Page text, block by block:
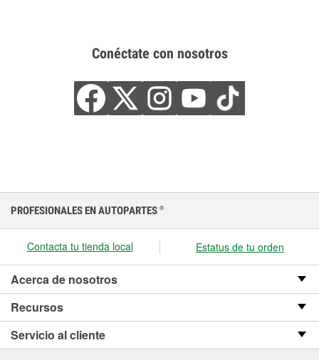
Conéctate con nosotros
PROFESIONALES EN AUTOPARTES ®
Contacta tu tienda local Estatus de tu orden
Acerca de nosotros
Recursos
Servicio al cliente